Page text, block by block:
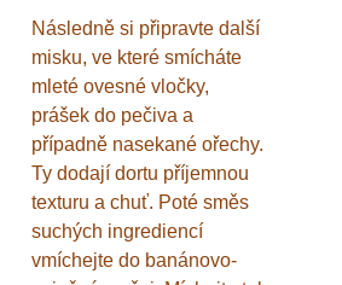
Následně si připravte další
misku, ve které smícháte
mleté ovesné vločky,
prášek do pečiva a
případně nasekané ořechy.
Ty dodají dortu příjemnou
texturu a chuť. Poté směs
suchých ingrediencí
vmíchejte do banánovo-